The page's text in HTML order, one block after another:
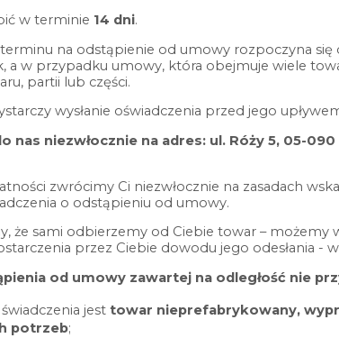
w terminie 14 dni.
na odstąpienie od umowy rozpoczyna
a w przypadku umowy, która obejmuje wiele
partii lub części.
wysłanie oświadczenia przed jego
nas niezwłocznie na adres: ul. Róży 5, 05-
zwrócimy Ci niezwłocznie na zasadach
o odstąpieniu od umowy.
że sami odbierzemy od Ciebie towar –
przez Ciebie dowodu jego odesłania -
od umowy zawartej na odległość nie
jest towar nieprefabrykowany,
potrzeb;